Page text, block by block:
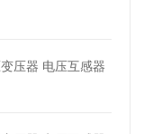
压器 电压互感器